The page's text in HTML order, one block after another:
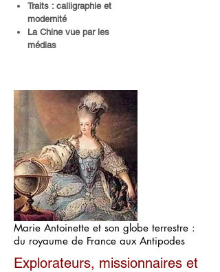
Traits : calligraphie et
modernité
La Chine vue par les
médias
Marie Antoinette et son globe terrestre :
du royaume de France aux Antipodes
Explorateurs, missionnaires et